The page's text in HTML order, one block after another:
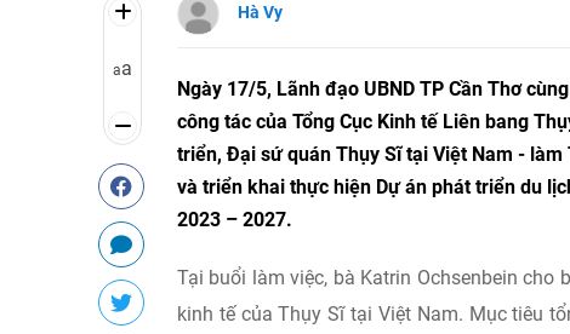
aa
Hà Vy
Ngày 17/5, Lãnh đạo UBND TP Cần Thơ
công tác của Tổng Cục Kinh tế Liên bang
triển, Đại sứ quán Thụy Sĩ tại Việt Nam -
và triển khai thực hiện Dự án phát triển du
2023 – 2027.
Tại buổi làm việc, bà Katrin Ochsenbein cho
kinh tế của Thụy Sĩ tại Việt Nam. Mục tiêu